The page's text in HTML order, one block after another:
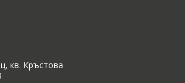
кв. Кръстова